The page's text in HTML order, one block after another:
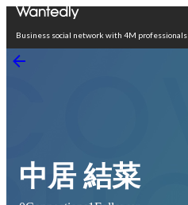
Business social network with 4M professionals
中居 結菜